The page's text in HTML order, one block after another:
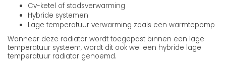
Cv-ketel of stadsverwarming
Hybride systemen
Lage temperatuur verwarming zoals een warmtepomp
Wanneer deze radiator wordt toegepast binnen een lage
temperatuur systeem, wordt dit ook wel een hybride lage
temperatuur radiator genoemd.